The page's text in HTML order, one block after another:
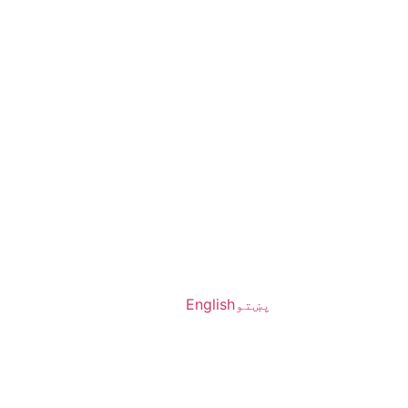
پښتوEnglish